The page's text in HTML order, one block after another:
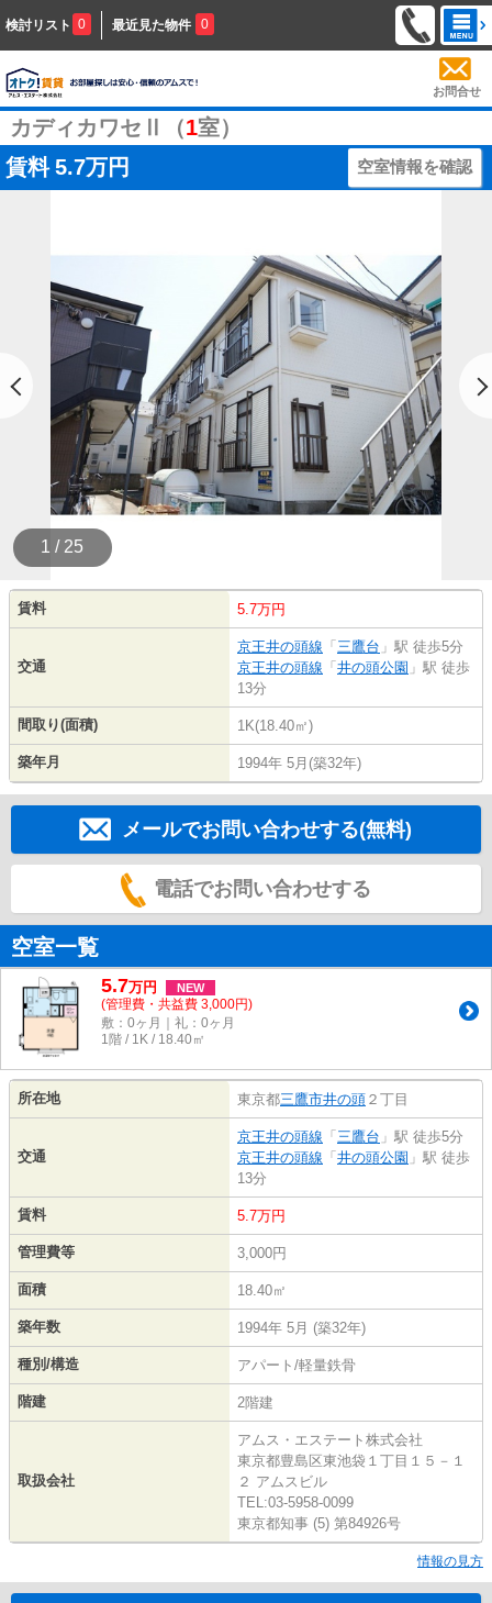
検討リスト 0 最近見た物件 0
お問合せ
カディカワセⅡ（1室）
賃料 5.7万円 空室情報を確認
1 / 25
賃料 5.7万円
交通
京王井の頭線 「 三鷹台 」駅 徒歩5分
京王井の頭線 「 井の頭公園 」駅 徒歩
13分
間取り(面積) 1K(18.40㎡)
築年月 1994年 5月(築32年)
メールでお問い合わせする(無料)
電話でお問い合わせする
空室一覧
5.7万円 NEW
(管理費・共益費 3,000円)
敷：0ヶ月｜礼：0ヶ月
1階 / 1K / 18.40㎡
所在地 東京都三鷹市井の頭 ２丁目
交通
京王井の頭線 「 三鷹台 」駅 徒歩5分
京王井の頭線 「 井の頭公園 」駅 徒歩
13分
賃料 5.7万円
管理費等 3,000円
面積 18.40㎡
築年数 1994年 5月 (築32年)
種別/構造 アパート/軽量鉄骨
階建 2階建
取扱会社
アムス・エステート株式会社
東京都豊島区東池袋１丁目１５－１
２ アムスビル
TEL:03-5958-0099
東京都知事 (5) 第84926号
情報の見方